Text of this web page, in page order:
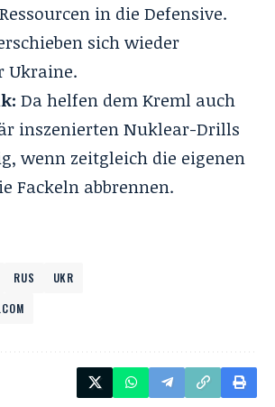
in die Defensive.
sich wieder
Ukraine.
Da helfen dem Kreml auch
inszenierten Nuklear-Drills
wenn zeitgleich die eigenen
Fackeln abbrennen.
RUS
UKR